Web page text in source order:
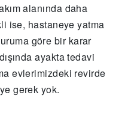
alanında daha
ise, hastaneye yatma
göre bir karar
ayakta tedavi
evlerimizdeki revirde
gerek yok.